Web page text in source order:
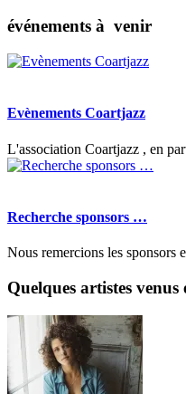
événements à venir
Evènements Coartjazz
L'association Coartjazz , en
Recherche sponsors …
Nous remercions les sponsors
Quelques artistes venus